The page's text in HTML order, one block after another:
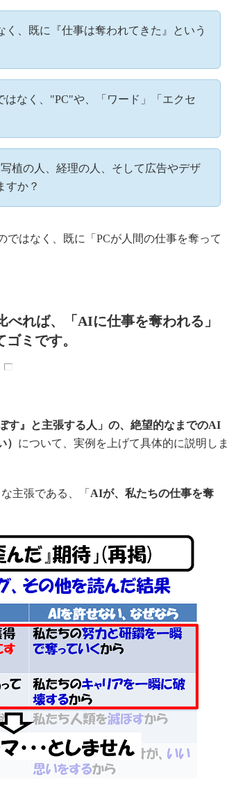
く、既に『仕事は奪われてきた』という
なく、"PC"や、「ワード」「エクセ
植の人、経理の人、そして広告やデザ
すか？
はなく、既に「PCが人間の仕事を奪って
れば、「AIに仕事を奪われる」
ミです。
す』と主張する人」の、絶望的なまでのAI
について、実例を上げて具体的に説明しま
主張である、「 AIが、私たちの仕事を奪